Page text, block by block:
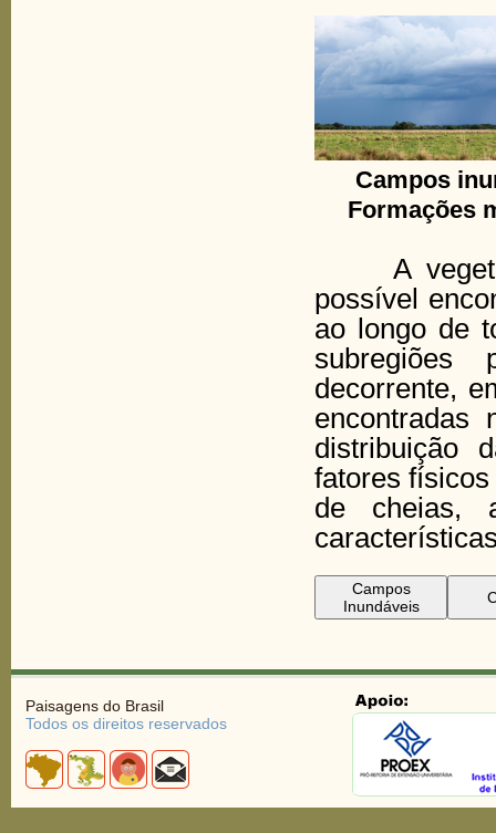
Formações
A
possível
ao longo de
subregiões
decorrente,
encontradas
distribuição
fatores
de cheias,
Campos
Inundáveis
Paisagens do Brasil
Todos os direitos reservados